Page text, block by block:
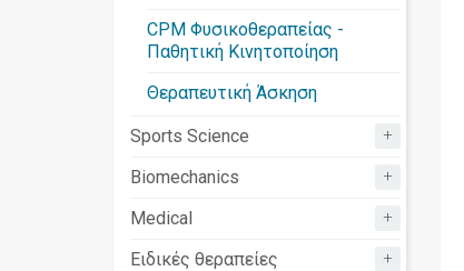
CPM Φυσικοθεραπείας -
Παθητική Κινητοποίηση
Θεραπευτική Άσκηση
Sports Science +
Biomechanics +
Medical +
Ειδικές θεραπείες +